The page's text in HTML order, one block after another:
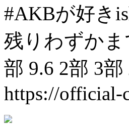
#AKBが好き
残りわずか
部 9.6 2部 3部
https://official-